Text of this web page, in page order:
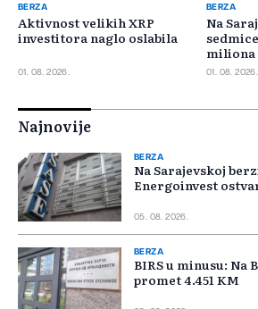
BERZA
Aktivnost velikih XRP
investitora naglo oslabila
01. 08. 2026.
BERZA
Na
miliona
01. 08. 2026.
Najnovije
BERZA
Na Sarajevskoj
Energoinvest
05. 08. 2026.
BERZA
BIRS u minusu: Na
promet 4.451 KM